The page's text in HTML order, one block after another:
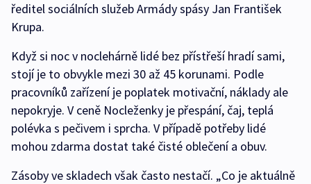
ředitel sociálních služeb Armády spásy Jan František
Krupa.
Když si noc v noclehárně lidé bez přístřeší hradí sami,
stojí je to obvykle mezi 30 až 45 korunami. Podle
pracovníků zařízení je poplatek motivační, náklady ale
nepokryje. V ceně Nocleženky je přespání, čaj, teplá
polévka s pečivem i sprcha. V případě potřeby lidé
mohou zdarma dostat také čisté oblečení a obuv.
Zásoby ve skladech však často nestačí. „Co je aktuálně